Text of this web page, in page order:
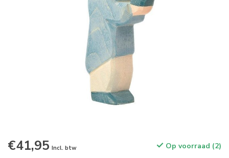
€41,95 Incl. btw Op voorraad (2)